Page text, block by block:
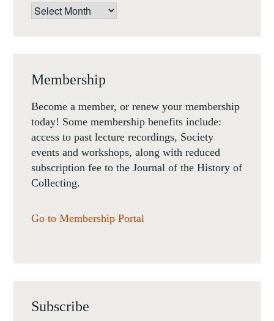
Archives
Membership
Become a member, or renew your membership
today! Some membership benefits include:
access to past lecture recordings, Society
events and workshops, along with reduced
subscription fee to the Journal of the History of
Collecting.
Go to Membership Portal
Subscribe